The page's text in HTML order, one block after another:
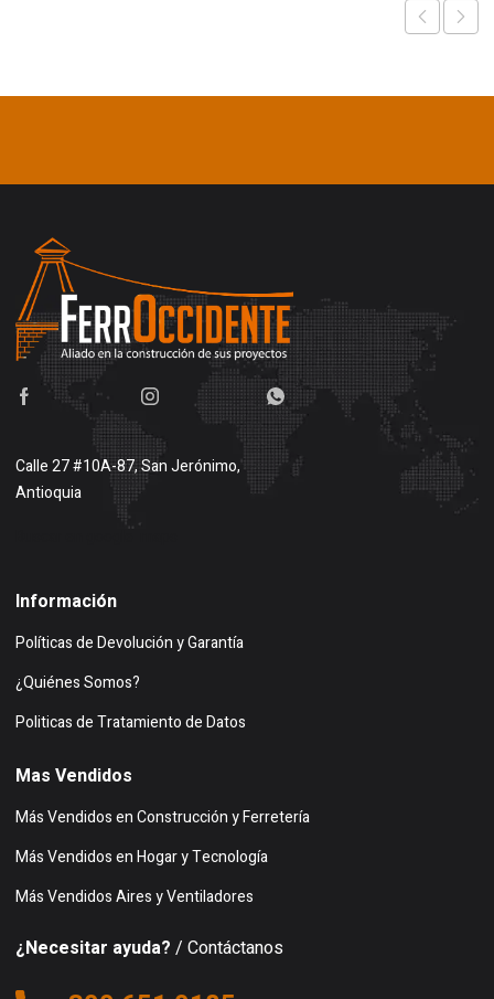
Calle 27 #10A-87, San Jerónimo,
Antioquia
Información
Políticas de Devolución y Garantía
¿Quiénes Somos?
Politicas de Tratamiento de Datos
Mas Vendidos
Más Vendidos en Construcción y Ferretería
Más Vendidos en Hogar y Tecnología
Más Vendidos Aires y Ventiladores
¿Necesitar ayuda? / Contáctanos